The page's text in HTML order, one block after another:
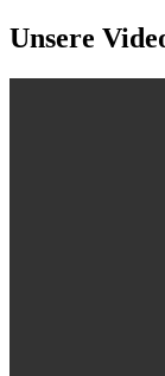
Unsere